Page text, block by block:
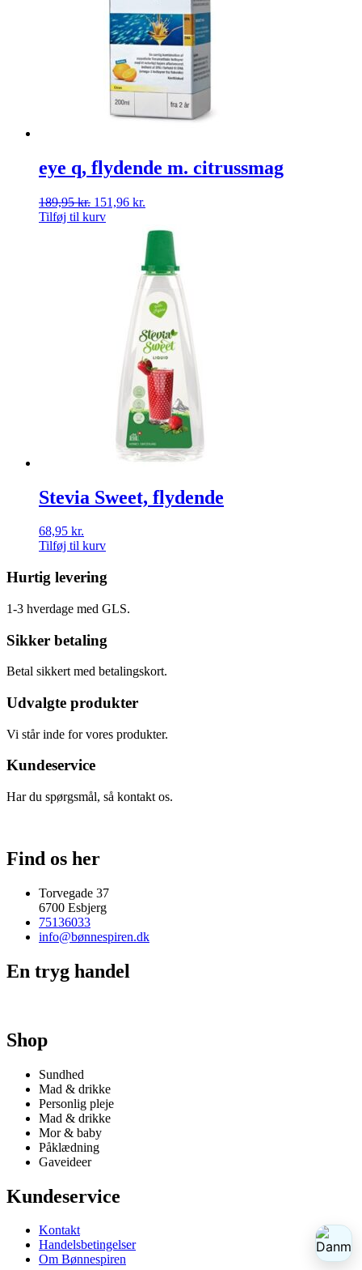
eye q, flydende m. citrussmag
189,95kr. 151,96 kr.
Tilføj til kurv
Stevia Sweet, flydende
68,95 kr.
Tilføj til kurv
Hurtig levering
1-3 hverdage med GLS.
Sikker betaling
Betal sikkert med betalingskort.
Udvalgte produkter
Vi står inde for vores produkter.
Kundeservice
Har du spørgsmål, så kontakt os.
Find os her
Torvegade 37
6700 Esbjerg
75136033
info@bønnespiren.dk
En tryg handel
Shop
Sundhed
Mad & drikke
Personlig pleje
Mad & drikke
Mor & baby
Påklædning
Gaveideer
Kundeservice
Kontakt
Handelsbetingelser
Om Bønnespiren